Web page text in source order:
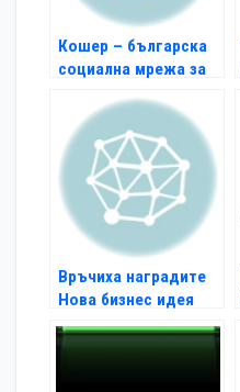
Кошер – българска
социална мрежа за
Връчиха наградите
Нова бизнес идея